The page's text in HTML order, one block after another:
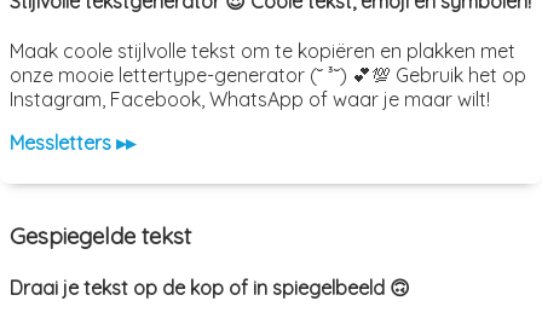
Maak coole stijlvolle tekst om te kopiëren en plakken met
onze mooie lettertype-generator (˘ ³˘) 💕💯 Gebruik het op
Instagram, Facebook, WhatsApp of waar je maar wilt!
Messletters ▸▸
Gespiegelde tekst
Draai je tekst op de kop of in spiegelbeeld 🙃